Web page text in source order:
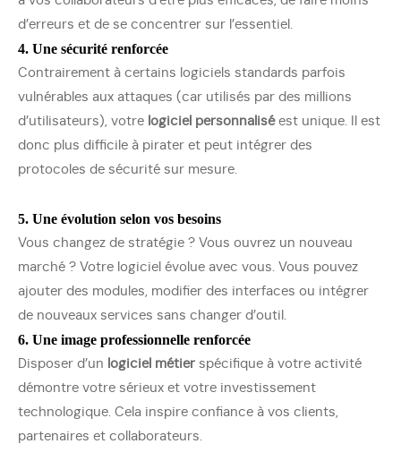
d’erreurs et de se concentrer sur l’essentiel.
4. Une sécurité renforcée
Contrairement à certains logiciels standards parfois
vulnérables aux attaques (car utilisés par des millions
d’utilisateurs), votre logiciel personnaliséest unique. Il est
donc plus difficile à pirater et peut intégrer des
protocoles de sécurité sur mesure.
5. Une évolution selon vos besoins
Vous changez de stratégie ? Vous ouvrez un nouveau
marché ? Votre logiciel évolue avec vous. Vous pouvez
ajouter des modules, modifier des interfaces ou intégrer
de nouveaux services sans changer d’outil.
6. Une image professionnelle renforcée
Disposer d’un logiciel métier spécifique à votre activité
démontre votre sérieux et votre investissement
technologique. Cela inspire confiance à vos clients,
partenaires et collaborateurs.